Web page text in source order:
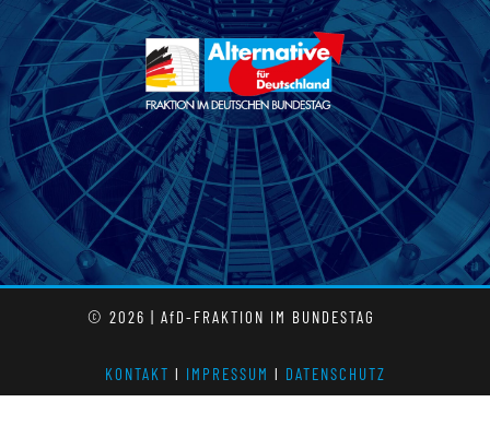
© 2026 | AfD-FRAKTION IM BUNDESTAG
KONTAKT l IMPRESSUM l DATENSCHUTZ